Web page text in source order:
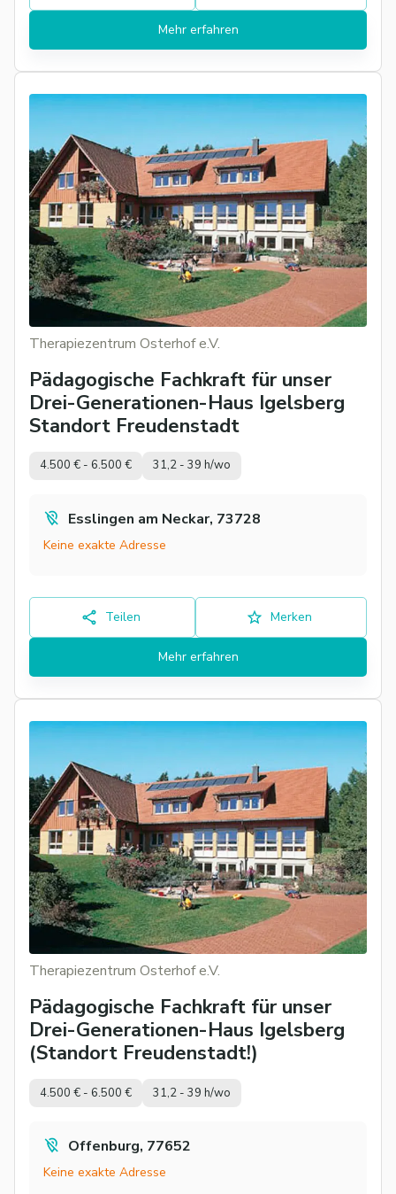
Mehr erfahren
Therapiezentrum Osterhof e.V.
Pädagogische Fachkraft für unser
Drei-Generationen-Haus Igelsberg
Standort Freudenstadt
4.500 € - 6.500 € 31,2 - 39 h/wo
Esslingen am Neckar, 73728
Keine exakte Adresse
Teilen Merken
Mehr erfahren
Therapiezentrum Osterhof e.V.
Pädagogische Fachkraft für unser
Drei-Generationen-Haus Igelsberg
(Standort Freudenstadt!)
4.500 € - 6.500 € 31,2 - 39 h/wo
Offenburg, 77652
Keine exakte Adresse